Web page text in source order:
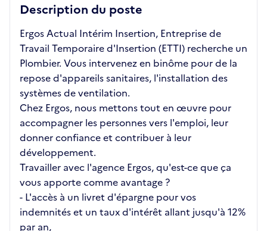
Description du poste
Ergos Actual Intérim Insertion, Entreprise de
Travail Temporaire d'Insertion (ETTI) recherche un
Plombier. Vous intervenez en binôme pour de la
repose d'appareils sanitaires, l'installation des
systèmes de ventilation.
Chez Ergos, nous mettons tout en œuvre pour
accompagner les personnes vers l'emploi, leur
donner confiance et contribuer à leur
développement.
Travailler avec l'agence Ergos, qu'est-ce que ça
vous apporte comme avantage ?
- L'accès à un livret d'épargne pour vos
indemnités et un taux d'intérêt allant jusqu'à 12%
par an,